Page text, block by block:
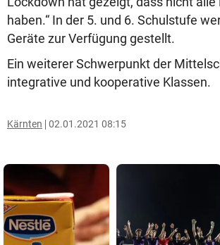
haben.“ In der 5. und 6. Schulstufe
Geräte zur Verfügung gestellt.
Ein weiterer Schwerpunkt der
integrative und kooperative Klassen.
Kärnten 02.01.2021 08:15